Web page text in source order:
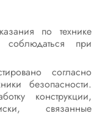
по технике
соблюдаться при
согласно
безопасности.
конструкции,
связанные